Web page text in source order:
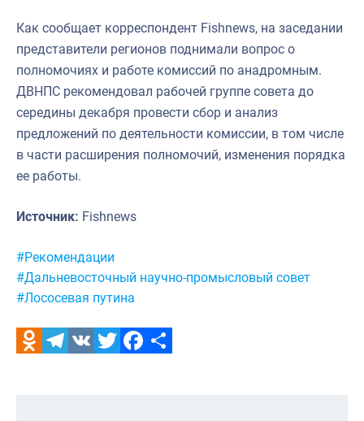
Как сообщает корреспондент Fishnews, на заседании
представители регионов поднимали вопрос о
полномочиях и работе комиссий по анадромным.
ДВНПС рекомендовал рабочей группе совета до
середины декабря провести сбор и анализ
предложений по деятельности комиссии, в том числе
в части расширения полномочий, изменения порядка
ее работы.
Источник: Fishnews
Метки:
#Рекомендации
#Дальневосточный научно-промысловый совет
#Лососевая путина